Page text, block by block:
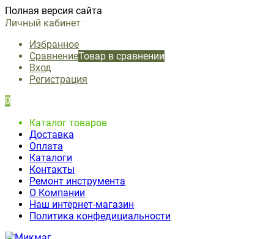
Полная версия сайта
Личный кабинет
Избранное
СравнениеТовар в сравнении
Вход
Регистрация
0
Каталог товаров
Доставка
Оплата
Каталоги
Контакты
Ремонт инструмента
О Компании
Наш интернет-магазин
Политика конфедициальности